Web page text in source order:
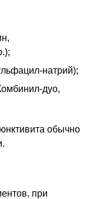
натрий);
дуо,
обычно
при